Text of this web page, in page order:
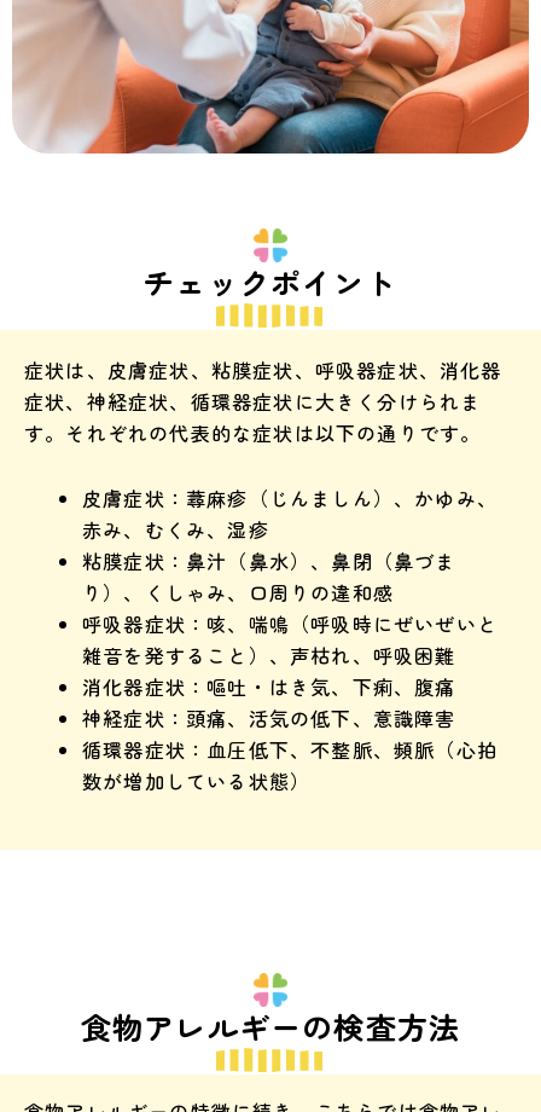
チェックポイント
症状は、皮膚症状、粘膜症状、呼吸器症状、消化器
症状、神経症状、循環器症状に大きく分けられま
す。それぞれの代表的な症状は以下の通りです。
皮膚症状：蕁麻疹（じんましん）、かゆみ、
赤み、むくみ、湿疹
粘膜症状：鼻汁（鼻水）、鼻閉（鼻づま
り）、くしゃみ、口周りの違和感
呼吸器症状：咳、喘鳴（呼吸時にぜいぜいと
雑音を発すること）、声枯れ、呼吸困難
消化器症状：嘔吐・はき気、下痢、腹痛
神経症状：頭痛、活気の低下、意識障害
循環器症状：血圧低下、不整脈、頻脈（心拍
数が増加している状態）
食物アレルギーの検査方法